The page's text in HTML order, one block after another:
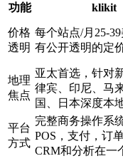
功能 klikit
价格
透明
每个站点/月25-
有公开透明的定
地理
焦点
亚太首选，针对
律宾、印尼、马
国、日本深度本
平台
方式
完整商务操作系
POS，支付，订
CRM和分析在一